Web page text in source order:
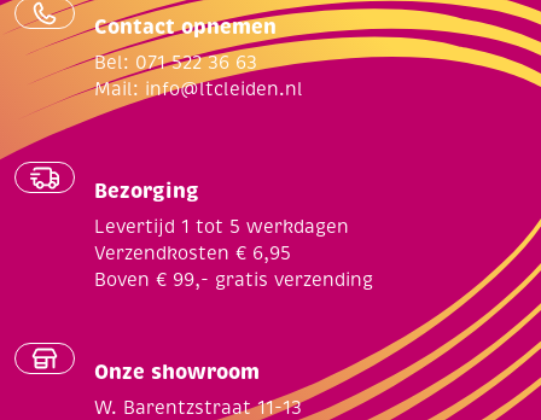
Contact opnemen
Bel: 071 522 36 63
Mail: info@ltcleiden.nl
Bezorging
Levertijd 1 tot 5 werkdagen
Verzendkosten € 6,95
Boven € 99,- gratis verzending
Onze showroom
W. Barentzstraat 11-13